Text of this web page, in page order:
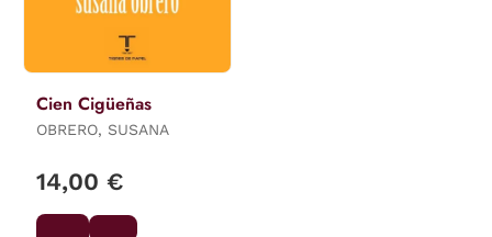
Cien Cigüeñas
OBRERO, SUSANA
14,00 €